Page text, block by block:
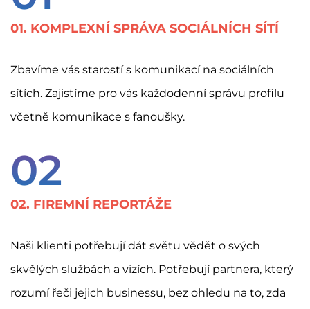
01. KOMPLEXNÍ SPRÁVA SOCIÁLNÍCH SÍTÍ
Zbavíme vás starostí s komunikací na sociálních
sítích. Zajistíme pro vás každodenní správu profilu
včetně komunikace s fanoušky.
02
02. FIREMNÍ REPORTÁŽE
Naši klienti potřebují dát světu vědět o svých
skvělých službách a vizích. Potřebují partnera, který
rozumí řeči jejich businessu, bez ohledu na to, zda